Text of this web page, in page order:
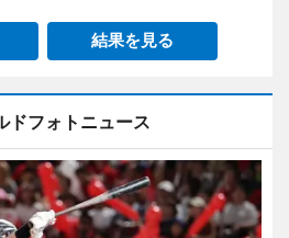
結果を見る
ドフォトニュース